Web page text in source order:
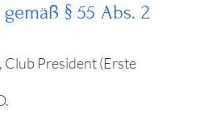
§ 55 Abs. 2
President (Erste